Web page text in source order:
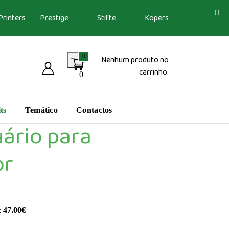
Prestige Stifte Kopers
0
0
Nenhum produto no
carrinho.
Temático Contactos
para
47.00€